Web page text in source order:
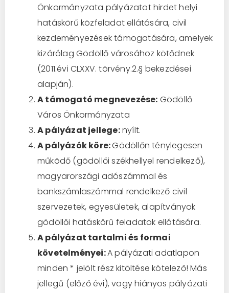
Önkormányzata pályázatot hirdet helyi
hatáskörű közfeladat ellátására, civil
kezdeményezések támogatására, amelyek
kizárólag Gödöllő városához kötődnek
(2011.évi CLXXV. törvény.2.§ bekezdései
alapján).
A támogató megnevezése: Gödöllő
Város Önkormányzata
A pályázat jellege:nyílt.
A pályázók köre:Gödöllőn ténylegesen
működő (gödöllői székhellyel rendelkező),
magyarországi adószámmal és
bankszámlaszámmal rendelkező civil
szervezetek, egyesületek, alapítványok
gödöllői hatáskörű feladatok ellátására.
A pályázat tartalmi és formai
követelményei:A pályázati adatlapon
minden * jelölt rész kitöltése kötelező! Más
jellegű (előző évi), vagy hiányos pályázati